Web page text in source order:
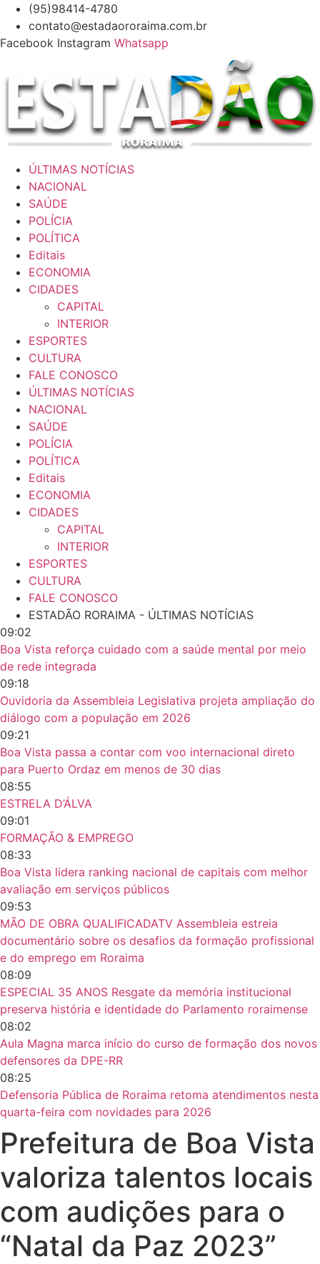
para
o
(95)98414-4780
contato@estadaororaima.com.br
Facebook Instagram Whatsapp
ÚLTIMAS NOTÍCIAS
NACIONAL
SAÚDE
POLÍCIA
POLÍTICA
Editais
ECONOMIA
CIDADES
CAPITAL
INTERIOR
ESPORTES
CULTURA
FALE CONOSCO
ÚLTIMAS NOTÍCIAS
NACIONAL
SAÚDE
POLÍCIA
POLÍTICA
Editais
ECONOMIA
CIDADES
CAPITAL
INTERIOR
ESPORTES
CULTURA
FALE CONOSCO
ESTADÃO RORAIMA - ÚLTIMAS NOTÍCIAS
09:02
Boa Vista reforça cuidado com a saúde mental por meio
de rede integrada
09:18
Ouvidoria da Assembleia Legislativa projeta ampliação do
diálogo com a população em 2026
09:21
Boa Vista passa a contar com voo internacional direto
para Puerto Ordaz em menos de 30 dias
08:55
ESTRELA D’ÁLVA
09:01
FORMAÇÃO & EMPREGO
08:33
Boa Vista lidera ranking nacional de capitais com melhor
avaliação em serviços públicos
09:53
MÃO DE OBRA QUALIFICADATV Assembleia estreia
documentário sobre os desafios da formação profissional
e do emprego em Roraima
08:09
ESPECIAL 35 ANOS Resgate da memória institucional
preserva história e identidade do Parlamento roraimense
08:02
Aula Magna marca início do curso de formação dos novos
defensores da DPE-RR
08:25
Defensoria Pública de Roraima retoma atendimentos nesta
quarta-feira com novidades para 2026
Prefeitura de Boa Vista
valoriza talentos locais
com audições para o
“Natal da Paz 2023”